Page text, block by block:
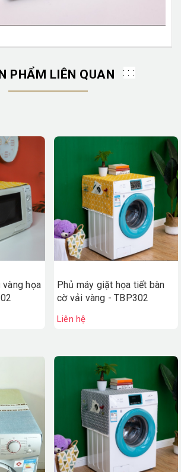
PHẨM LIÊN QUAN
họa
Phủ máy giặt họa tiết bàn
cờ vải vàng - TBP302
Liên hệ